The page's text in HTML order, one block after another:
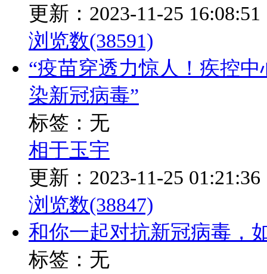
更新：2023-11-25 16:08:51
浏览数(38591)
“疫苗穿透力惊人！疾控
染新冠病毒”
标签：无
相于玉宇
更新：2023-11-25 01:21:36
浏览数(38847)
和你一起对抗新冠病毒，
标签：无